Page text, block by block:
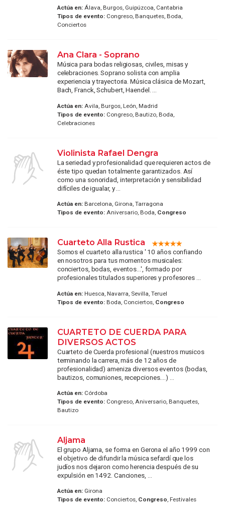
Actúa en:Álava, Burgos, Guipúzcoa, Cantabria
Tipos de evento:Congreso, Banquetes, Boda,
Conciertos
Ana Clara - Soprano
Música para bodas religiosas, civiles, misas y
celebraciones. Soprano solista con amplia
experiencia y trayectoria. Música clásica de Mozart,
Bach, Franck, Schubert, Haendel. ...
Actúa en:Avila, Burgos, León, Madrid
Tipos de evento:Congreso, Bautizo, Boda,
Celebraciones
Violinista Rafael Dengra
La seriedad y profesionalidad que requieren actos de
éste tipo quedan totalmente garantizados. Así
como una sonoridad, interpretación y sensibilidad
difíciles de igualar, y ...
Actúa en:Barcelona, Girona, Tarragona
Tipos de evento:Aniversario, Boda, Congreso
Cuarteto Alla Rustica
Somos el cuarteto alla rustica ' 10 años confiando
en nosotros para tus momentos musicales:
conciertos, bodas, eventos...', formado por
profesionales titulados superiores y profesores ...
Actúa en:Huesca, Navarra, Sevilla, Teruel
Tipos de evento:Boda, Conciertos, Congreso
CUARTETO DE CUERDA PARA
DIVERSOS ACTOS
Cuarteto de Cuerda profesional (nuestros musicos
terminando la carrera, más de 12 años de
profesionalidad) ameniza diversos eventos (bodas,
bautizos, comuniones, recepciones....) ...
Actúa en:Córdoba
Tipos de evento:Congreso, Aniversario, Banquetes,
Bautizo
Aljama
El grupo Aljama, se forma en Gerona el año 1999 con
el objetivo de difundir la música sefardí que los
judíos nos dejaron como herencia después de su
expulsión en 1492. Canciones, ...
Actúa en:Girona
Tipos de evento:Conciertos, Congreso, Festivales